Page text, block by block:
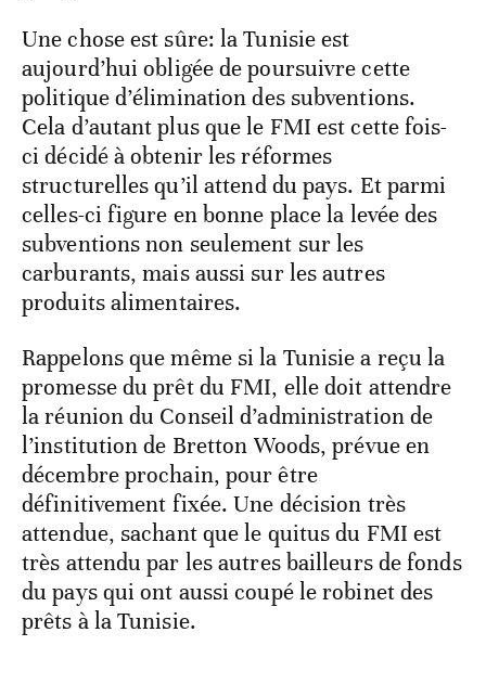
Une chose est sûre: la Tunisie est
aujourd’hui obligée de poursuivre cette
politique d’élimination des subventions.
Cela d’autant plus que le FMI est cette fois-
ci décidé à obtenir les réformes
structurelles qu’il attend du pays. Et parmi
celles-ci figure en bonne place la levée des
subventions non seulement sur les
carburants, mais aussi sur les autres
produits alimentaires.
Rappelons que même si la Tunisie a reçu la
promesse du prêt du FMI, elle doit attendre
la réunion du Conseil d’administration de
l’institution de Bretton Woods, prévue en
décembre prochain, pour être
définitivement fixée. Une décision très
attendue, sachant que le quitus du FMI est
très attendu par les autres bailleurs de fonds
du pays qui ont aussi coupé le robinet des
prêts à la Tunisie.